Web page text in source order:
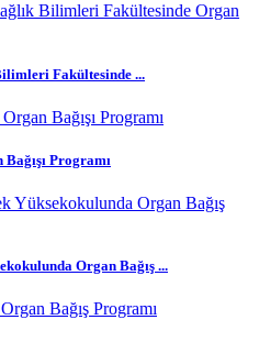
Fakültesinde ...
Programı
Organ Bağış ...